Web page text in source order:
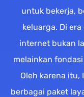
untuk bekerja,
keluarga. Di
internet bukan
melainkan
Oleh karena itu,
berbagai paket